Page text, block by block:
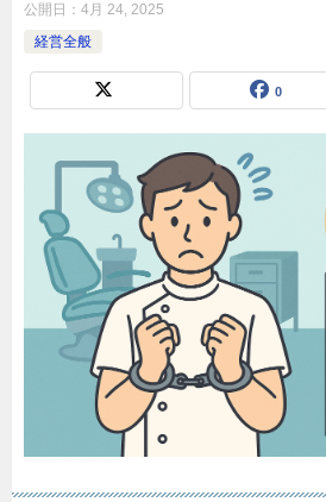
公開日： 4月 24, 2025
経営全般
0